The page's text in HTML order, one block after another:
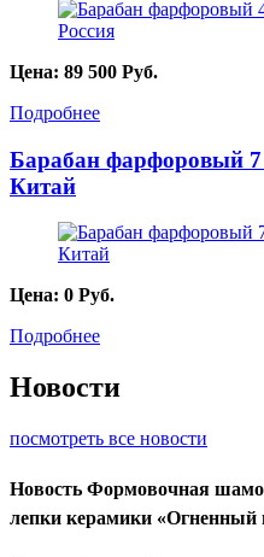
Цена: 89 500 Руб.
Подробнее
Барабан фарфоровый
Китай
Цена: 0 Руб.
Подробнее
Новости
посмотреть все новости
Новость Формовочная
лепки керамики «Огненный